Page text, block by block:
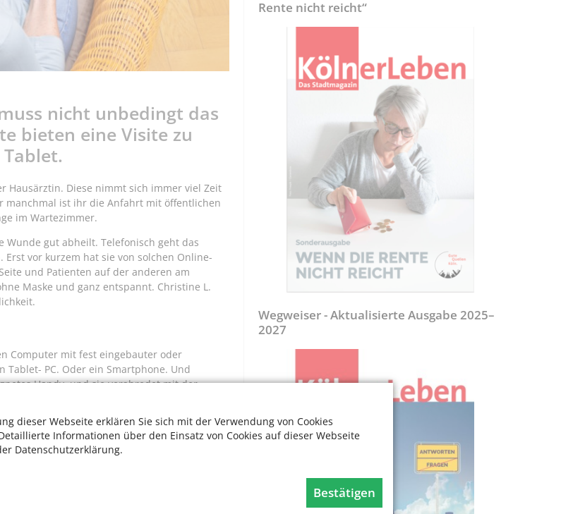
dieser Webseite erklären Sie sich mit der Verwendung von Cookies
Informationen über den Einsatz von Cookies auf dieser Webseite
Datenschutzerklärung.
Bestätigen
nicht unbedingt das
bieten eine Visite zu
Hausärztin. Diese nimmt sich immer viel Zeit
manchmal ist ihr die Anfahrt mit öffentlichen
im Wartezimmer.
gut abheilt. Telefonisch geht das
vor kurzem hat sie von solchen Online-
und Patienten auf der anderen am
Maske und ganz entspannt. Christine L.
Computer mit fest eingebauter oder
PC. Oder ein Smartphone. Und
Handy, und sie verabredet mit der
sie eine Internetadresse sowie einen
Internetanbieter gehört, mit dem die Praxis
Datenschutz. So wird das
Rente nicht reicht“
Wegweiser - Aktualisierte Ausgabe 2025–
2027